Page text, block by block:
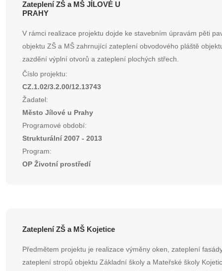
Zateplení ZŠ a MŠ JÍLOVÉ U
PRAHY
V rámci realizace projektu dojde ke stavebním úpravám pěti
objektu ZŠ a MŠ zahrnující zateplení obvodového pláště
zazdění výplní otvorů a zateplení plochých střech.
Číslo projektu:
CZ.1.02/3.2.00/12.13743
Žadatel:
Město Jílové u Prahy
Programové období:
Strukturální 2007 - 2013
Program:
OP Životní prostředí
Zateplení ZŠ a MŠ Kojetice
Předmětem projektu je realizace výměny oken, zateplení
zateplení stropů objektu Základní školy a Mateřské školy